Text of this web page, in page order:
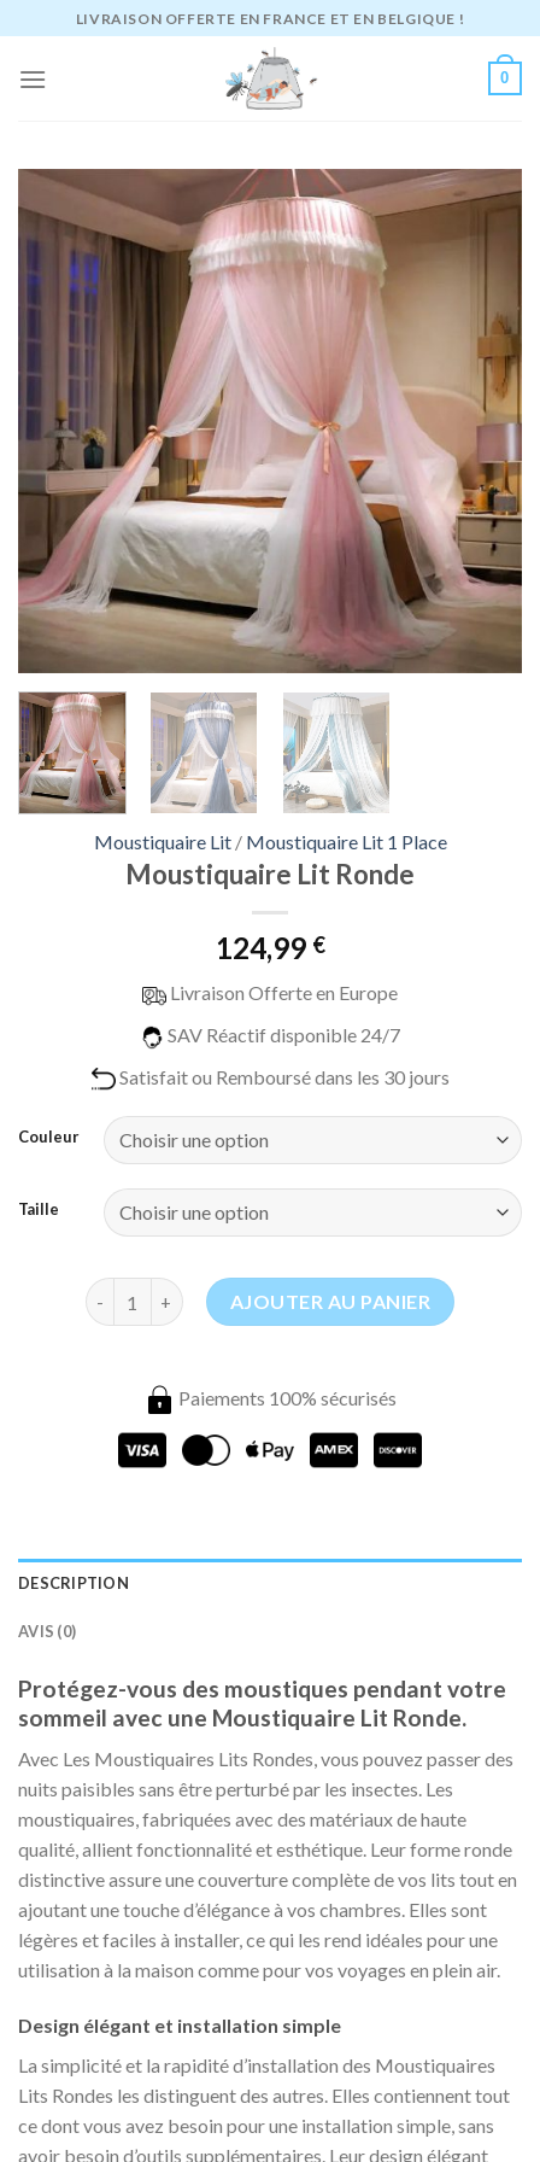
au
contenu
LIVRAISON OFFERTE EN FRANCE ET EN BELGIQUE !
0
Moustiquaire Lit / Moustiquaire Lit 1 Place
Moustiquaire Lit Ronde
124,99 €
Livraison Offerte en Europe
SAV Réactif disponible 24/7
Satisfait ou Remboursé dans les 30 jours
Couleur
Taille
quantité de Moustiquaire Lit Ronde
AJOUTER AU PANIER
Paiements 100% sécurisés
DESCRIPTION
AVIS (0)
Protégez-vous des moustiques pendant votre
sommeil avec une Moustiquaire Lit Ronde.
Avec Les Moustiquaires Lits Rondes, vous pouvez passer des
nuits paisibles sans être perturbé par les insectes. Les
moustiquaires, fabriquées avec des matériaux de haute
qualité, allient fonctionnalité et esthétique. Leur forme ronde
distinctive assure une couverture complète de vos lits tout en
ajoutant une touche d’élégance à vos chambres. Elles sont
légères et faciles à installer, ce qui les rend idéales pour une
utilisation à la maison comme pour vos voyages en plein air.
Design élégant et installation simple
La simplicité et la rapidité d’installation des Moustiquaires
Lits Rondes les distinguent des autres. Elles contiennent tout
ce dont vous avez besoin pour une installation simple, sans
avoir besoin d’outils supplémentaires. Leur design élégant